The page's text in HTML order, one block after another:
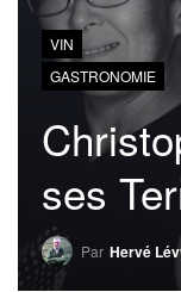
VIN
GASTRONOMIE
ses
Par Hervé